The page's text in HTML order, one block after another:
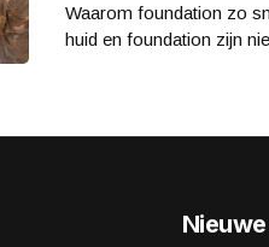
Waarom foundation zo
huid en foundation zijn